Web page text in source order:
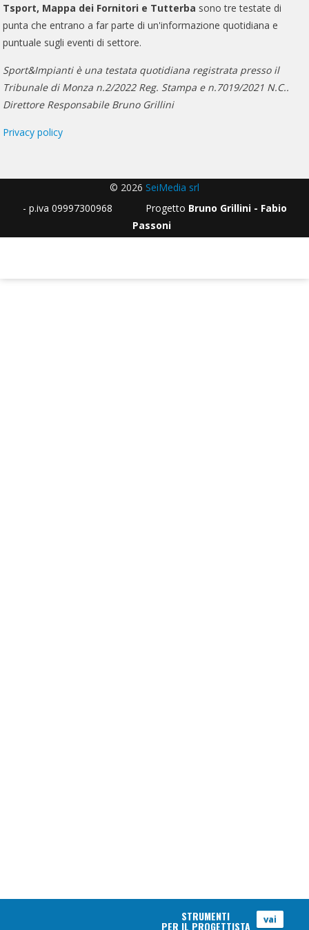
Tsport, Mappa dei Fornitori e Tutterba sono tre testate di
punta che entrano a far parte di un'informazione quotidiana e
puntuale sugli eventi di settore.
Sport&Impianti è una testata quotidiana registrata presso il
Tribunale di Monza n.2/2022 Reg. Stampa e n.7019/2021 N.C..
Direttore Responsabile Bruno Grillini
Privacy policy
© 2026 SeiMedia srl
- p.iva 09997300968 Progetto Bruno Grillini - Fabio
Passoni
STRUMENTI
PER IL PROGETTISTA vai